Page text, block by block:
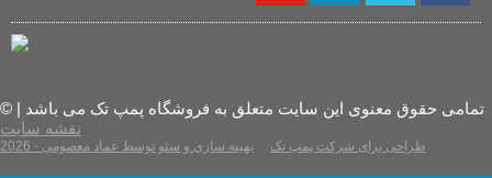
© تمامی حقوق معنوی این سایت متعلق به فروشگاه پمپ تک می باشد |
نقشه سایت
2026 - طراحی برای شرکت پمپ تک بهینه سازی و سئو توسط عماد معصومی